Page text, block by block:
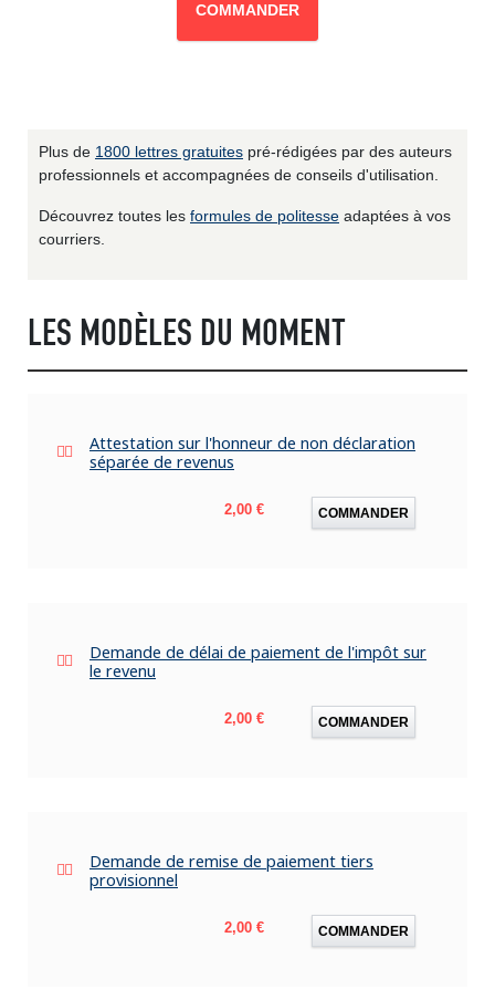
COMMANDER
Plus de 1800 lettres gratuites pré-rédigées par des auteurs
professionnels et accompagnées de conseils d'utilisation.
Découvrez toutes les formules de politesse adaptées à vos
courriers.
LES MODÈLES DU MOMENT
Attestation sur l'honneur de non déclaration
séparée de revenus
Prix
2,00 € COMMANDER
Demande de délai de paiement de l'impôt sur
le revenu
Prix
2,00 € COMMANDER
Demande de remise de paiement tiers
provisionnel
Prix
2,00 € COMMANDER